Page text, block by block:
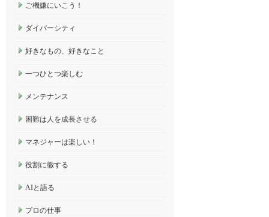
ご機嫌にいこう！
ダイバーシティ
好きなもの、好きなこと
一つひとつ楽しむ
メンテナンス
困難は人を成長させる
マネジャーは楽しい！
役割に徹する
AIと語る
プロの仕事